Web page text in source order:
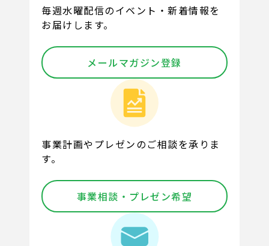
毎週水曜配信のイベント・新着情報を
お届けします。
メールマガジン登録
事業計画やプレゼンのご相談を承りま
す。
事業相談・プレゼン希望